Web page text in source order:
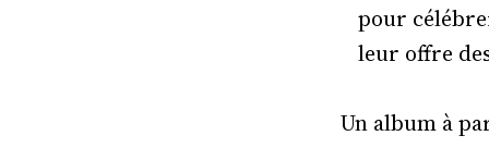
pour
leur offre
Un album à